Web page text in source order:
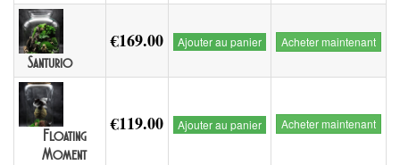
Santurio
€169.00 Ajouter au panier Acheter maintenant
Floating
Moment
€119.00 Ajouter au panier Acheter maintenant